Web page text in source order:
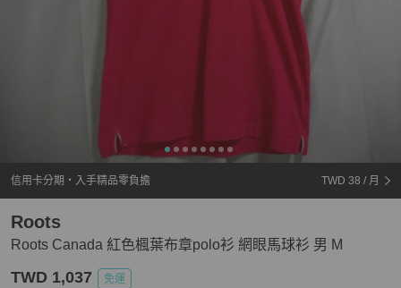
信用卡分期・入手精品零負擔 TWD 38 / 月
Roots Canada 紅色楓葉布章polo衫 網眼馬球衫 男 M
Roots
TWD 1,037 免運